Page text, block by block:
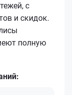
с
и скидок.
полную